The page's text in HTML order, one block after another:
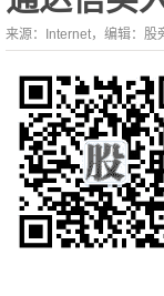
来源：Internet，编辑：股